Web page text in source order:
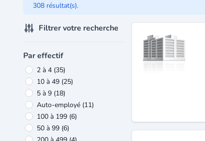
308 résultat(s).
Filtrer votre recherche
Par effectif
2 à 4 (35)
10 à 49 (25)
5 à 9 (18)
Auto-employé (11)
100 à 199 (6)
50 à 99 (6)